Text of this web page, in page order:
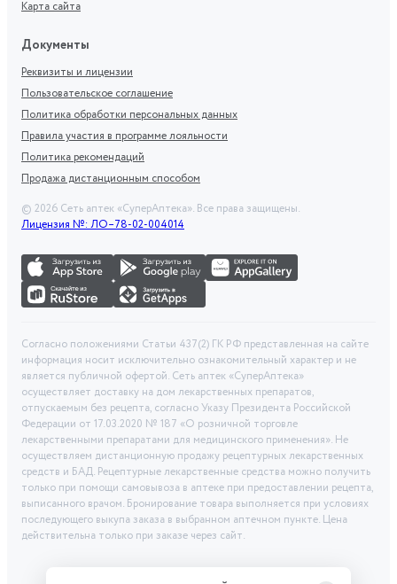
Карта сайта
Документы
Реквизиты и лицензии
Пользовательское соглашение
Политика обработки персональных данных
Правила участия в программе лояльности
Политика рекомендаций
Продажа дистанционным способом
© 2026 Сеть аптек «СуперАптека». Все права защищены.
Лицензия №: ЛО–78-02-004014
Согласно положениями Статьи 437(2) ГК РФ представленная на сайте
информация носит исключительно ознакомительный характер и не
является публичной офертой. Сеть аптек «СуперАптека»
осуществляет доставку на дом лекарственных препаратов,
отпускаемым без рецепта, согласно Указу Президента Российской
Федерации от 17.03.2020 № 187 «О розничной торговле
лекарственными препаратами для медицинского применения». Не
осуществляем дистанционную продажу рецептурных лекарственных
средств и БАД. Рецептурные лекарственные средства можно получить
только при помощи самовывоза в аптеке при предоставлении рецепта,
выписанного врачом. Бронирование товара выполняется при условиях
последующего выкупа заказа в выбранном аптечном пункте. Цена
действительна только при заказе через сайт.